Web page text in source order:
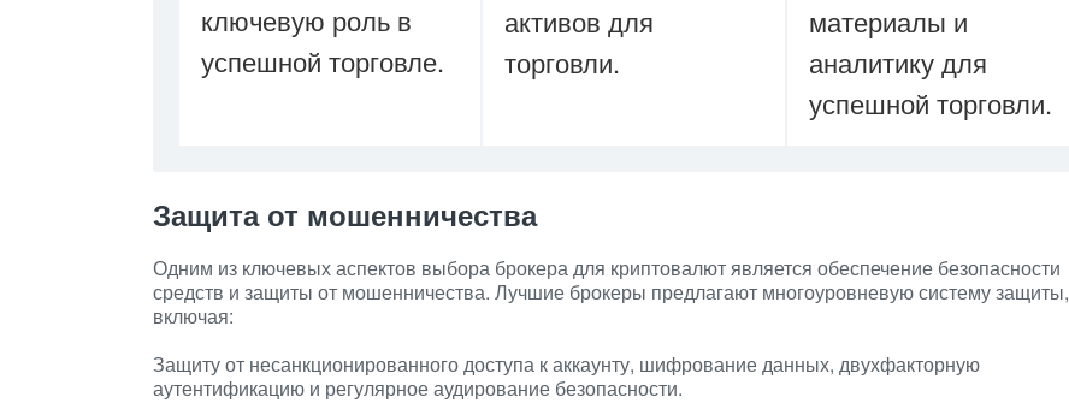
ключевую роль в
успешной торговле.
активов для
торговли.
материалы и
аналитику для
успешной торговли.
Защита от мошенничества
Одним из ключевых аспектов выбора брокера для криптовалют является обеспечение безопасности
средств и защиты от мошенничества. Лучшие брокеры предлагают многоуровневую систему защиты,
включая:
Защиту от несанкционированного доступа к аккаунту, шифрование данных, двухфакторную
аутентификацию и регулярное аудирование безопасности.